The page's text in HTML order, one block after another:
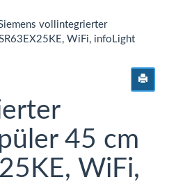
vollintegrierter
WiFi, infoLight
45 cm
WiFi,